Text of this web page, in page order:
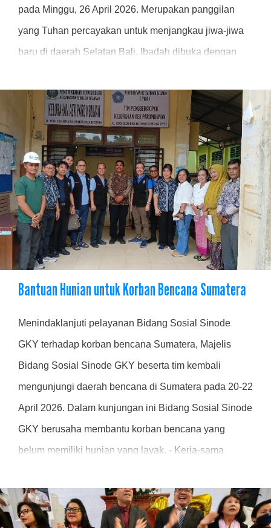
pada Minggu, 26 April 2026. Merupakan panggilan
yang Tuhan percayakan untuk menjangkau jiwa-jiwa
baru di daerah Selatan Bali. Ibadah dibuka dengan
Bantuan Hunian untuk Korban Bencana Sumatera
Menindaklanjuti pelayanan Bidang Sosial Sinode
GKY terhadap korban bencana Sumatera, Majelis
Bidang Sosial Sinode GKY beserta tim kembali
mengunjungi daerah bencana di Sumatera pada 20-22
April 2026. Dalam kunjungan ini Bidang Sosial Sinode
GKY berusaha membantu korban bencana yang
belum memiliki hunian yang layak. - Kerja-sama